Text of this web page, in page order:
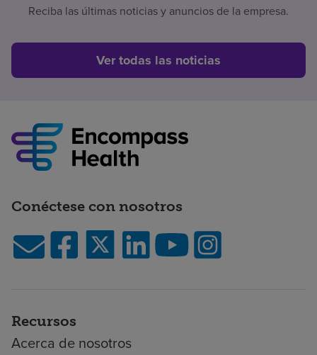
Reciba las últimas noticias y anuncios de la empresa.
Ver todas las noticias
Conéctese con nosotros
Recursos
Acerca de nosotros